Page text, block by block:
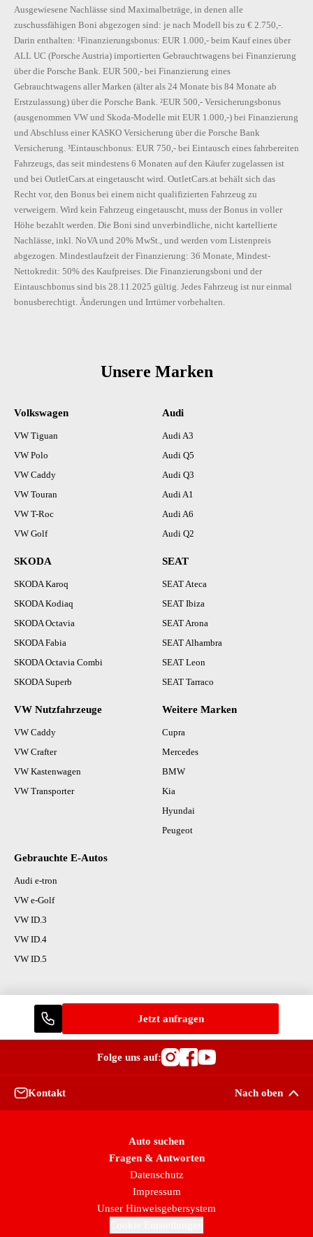
Ausgewiesene Nachlässe sind Maximalbeträge, in denen alle
zuschussfähigen Boni abgezogen sind: je nach Modell bis zu € 2.750,-.
Darin enthalten: ¹Finanzierungsbonus: EUR 1.000,- beim Kauf eines über
ALL UC (Porsche Austria) importierten Gebrauchtwagens bei Finanzierung
über die Porsche Bank. EUR 500,- bei Finanzierung eines
Gebrauchtwagens aller Marken (älter als 24 Monate bis 84 Monate ab
Erstzulassung) über die Porsche Bank. ²EUR 500,- Versicherungsbonus
(ausgenommen VW und Skoda-Modelle mit EUR 1.000,-) bei Finanzierung
und Abschluss einer KASKO Versicherung über die Porsche Bank
Versicherung. ³Eintauschbonus: EUR 750,- bei Eintausch eines fahrbereiten
Fahrzeugs, das seit mindestens 6 Monaten auf den Käufer zugelassen ist
und bei OutletCars.at eingetauscht wird. OutletCars.at behält sich das
Recht vor, den Bonus bei einem nicht qualifizierten Fahrzeug zu
verweigern. Wird kein Fahrzeug eingetauscht, muss der Bonus in voller
Höhe bezahlt werden. Die Boni sind unverbindliche, nicht kartellierte
Nachlässe, inkl. NoVA und 20% MwSt., und werden vom Listenpreis
abgezogen. Mindestlaufzeit der Finanzierung: 36 Monate, Mindest-
Nettokredit: 50% des Kaufpreises. Die Finanzierungsboni und der
Eintauschbonus sind bis 28.11.2025 gültig. Jedes Fahrzeug ist nur einmal
bonusberechtigt. Änderungen und Irrtümer vorbehalten.
Unsere Marken
Volkswagen
VW Tiguan
VW Polo
VW Caddy
VW Touran
VW T-Roc
VW Golf
Audi
Audi A3
Audi Q5
Audi Q3
Audi A1
Audi A6
Audi Q2
SKODA
SKODA Karoq
SKODA Kodiaq
SKODA Octavia
SKODA Fabia
SKODA Octavia Combi
SKODA Superb
SEAT
SEAT Ateca
SEAT Ibiza
SEAT Arona
SEAT Alhambra
SEAT Leon
SEAT Tarraco
VW Nutzfahrzeuge
VW Caddy
VW Crafter
VW Kastenwagen
VW Transporter
Weitere Marken
Cupra
Mercedes
BMW
Kia
Hyundai
Peugeot
Gebrauchte E-Autos
Audi e-tron
VW e-Golf
VW ID.3
VW ID.4
VW ID.5
Jetzt anfragen
Folge uns auf:
Besuche
Besuche
Besuche
Kontakt Nach oben
Auto suchen
Fragen & Antworten
Datenschutz
Impressum
Unser Hinweisgebersystem